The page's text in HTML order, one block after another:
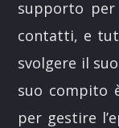
supporto per
contatti, e
svolgere il
suo compito
per gestire